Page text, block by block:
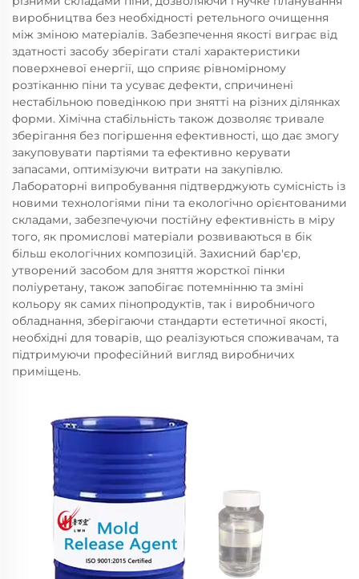
виробництва без необхідності ретельного очищення
між зміною матеріалів. Забезпечення якості виграє від
здатності засобу зберігати сталі характеристики
поверхневої енергії, що сприяє рівномірному
розтіканню піни та усуває дефекти, спричинені
нестабільною поведінкою при знятті на різних ділянках
форми. Хімічна стабільність також дозволяє тривале
зберігання без погіршення ефективності, що дає змогу
закуповувати партіями та ефективно керувати
запасами, оптимізуючи витрати на закупівлю.
Лабораторні випробування підтверджують сумісність із
новими технологіями піни та екологічно орієнтованими
складами, забезпечуючи постійну ефективність в міру
того, як промислові матеріали розвиваються в бік
більш екологічних композицій. Захисний бар'єр,
утворений засобом для зняття жорсткої пінки
поліуретану, також запобігає потемнінню та зміні
кольору як самих пінопродуктів, так і виробничого
обладнання, зберігаючи стандарти естетичної якості,
необхідні для товарів, що реалізуються споживачам, та
підтримуючи професійний вигляд виробничих
приміщень.